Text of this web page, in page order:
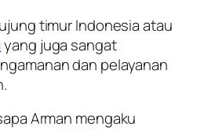
timur Indonesia atau
yang juga sangat
dan pelayanan
Arman mengaku